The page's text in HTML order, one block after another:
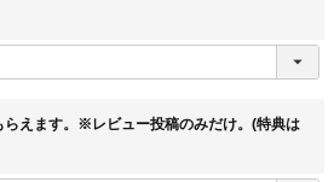
らえます。※レビュー投稿のみだけ。(特典は